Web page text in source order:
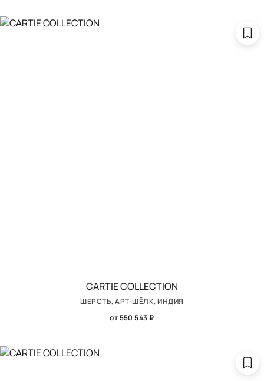
CARTIE COLLECTION
ШЕРСТЬ, АРТ-ШЁЛК, ИНДИЯ
от 550 543 ₽